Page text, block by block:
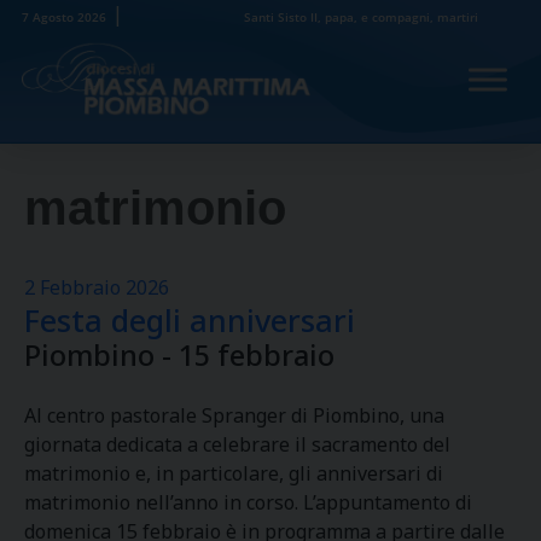
Skip
content
7 Agosto 2026 Santi Sisto II, papa, e compagni, martiri
matrimonio
2 Febbraio 2026
Festa degli anniversari
Piombino - 15 febbraio
Al centro pastorale Spranger di Piombino, una
giornata dedicata a celebrare il sacramento del
matrimonio e, in particolare, gli anniversari di
matrimonio nell’anno in corso. L’appuntamento di
domenica 15 febbraio è in programma a partire dalle